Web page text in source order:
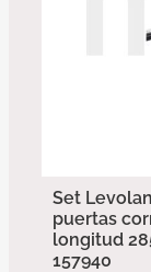
Set
puertas
longitud
157940